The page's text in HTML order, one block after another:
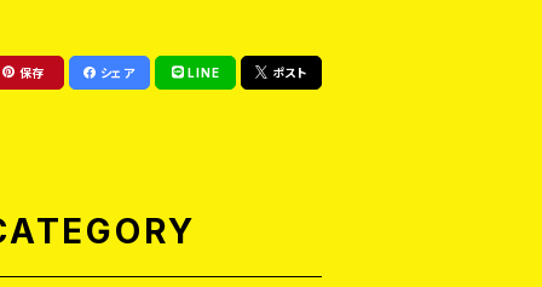
保存 シェア LINE ポスト